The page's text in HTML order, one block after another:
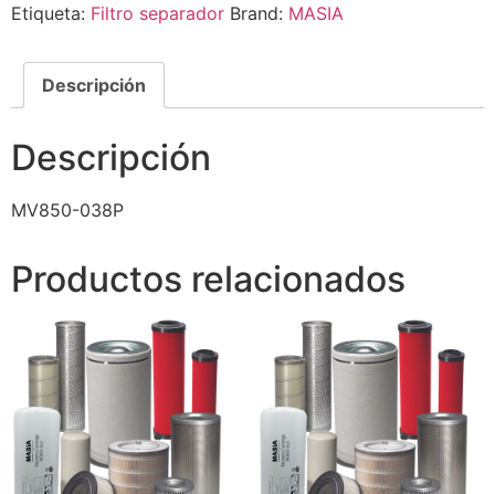
Etiqueta: Filtro separador Brand: MASIA
Descripción
Descripción
MV850-038P
Productos relacionados